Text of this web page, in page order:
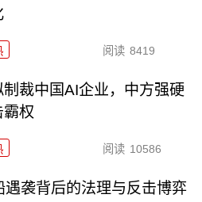
阅读 8419
制裁中国AI企业，中方强硬
霸权
阅读 10586
遇袭背后的法理与反击博弈